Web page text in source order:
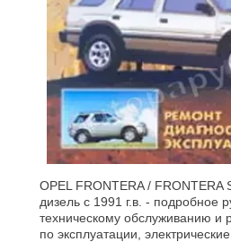
OPEL FRONTERA / FRONTERA
дизель с 1991 г.в. - подробное
техническому обслуживанию и
по эксплуатации,